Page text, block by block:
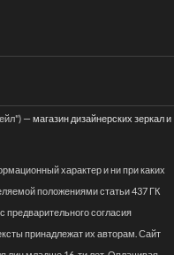
—магазин дизайнерских зеркал и
характер и ни при каких
положениями статьи 437 ГК
предварительного согласия
принадлежат их авторам. Сайт